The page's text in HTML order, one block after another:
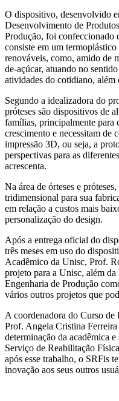
O dispositivo, desenvolvido
Desenvolvimento de
Produção, foi
consiste em um
renováveis, como, amido de
de-açúcar, atuando no
atividades do cotidiano, além
Segundo a idealizadora do
próteses são dispositivos de
famílias, principalmente para
crescimento e necessitam de
impressão 3D, ou seja, a
perspectivas para as
acrescenta.
Na área de órteses e
tridimensional para sua
em relação a custos mais
personalização do design.
Após a entrega oficial do
três meses em uso do
Acadêmico da Unisc, Prof.
projeto para a Unisc, além
Engenharia de Produção
vários outros projetos que
A coordenadora do Curso de
Prof. Angela Cristina
determinação da acadêmica
Serviço de Reabilitação
após esse trabalho, o SRFis
inovação aos seus outros